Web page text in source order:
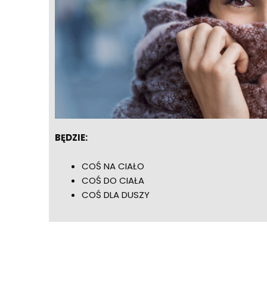
BĘDZIE:
COŚ NA CIAŁO
COŚ DO CIAŁA
COŚ DLA DUSZY